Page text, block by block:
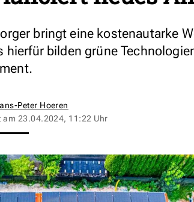
bringt eine kostenautarke
hierfür bilden grüne
Peter Hoeren
am 23.04.2024, 11:22 Uhr